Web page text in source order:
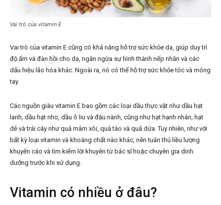
Vai trò của vitamin E
Vai trò của vitamin E cũng có khả năng hỗ trợ sức khỏe da, giúp duy trì
độ ẩm và đàn hồi cho da, ngăn ngừa sự hình thành nếp nhăn và các
dấu hiệu lão hóa khác. Ngoài ra, nó có thể hỗ trợ sức khỏe tóc và móng
tay.
Các nguồn giàu vitamin E bao gồm các loại dầu thực vật như dầu hạt
lanh, dầu hạt nho, dầu ô liu và đậu nành, cũng như hạt hạnh nhân, hạt
dẻ và trái cây như quả mâm xôi, quả táo và quả dứa. Tuy nhiên, như với
bất kỳ loại vitamin và khoáng chất nào khác, nên tuân thủ liều lượng
khuyến cáo và tìm kiếm lời khuyên từ bác sĩ hoặc chuyên gia dinh
dưỡng trước khi sử dụng.
Vitamin có nhiều ở đâu?